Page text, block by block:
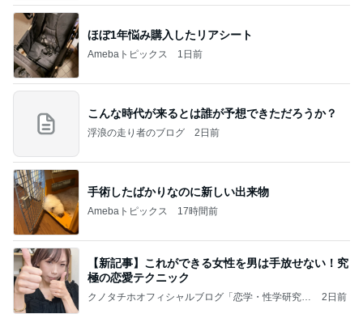
ほぼ1年悩み購入したリアシート
Amebaトピックス 1日前
こんな時代が来るとは誰が予想できただろうか？
浮浪の走り者のブログ 2日前
手術したばかりなのに新しい出来物
Amebaトピックス 17時間前
【新記事】これができる女性を男は手放せない！究
極の恋愛テクニック
クノタチホオフィシャルブログ「恋学・性学研究
2日前